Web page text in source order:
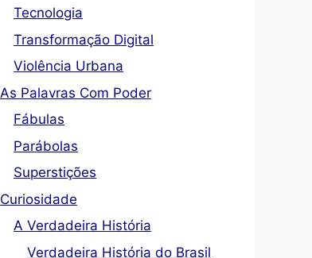
Tecnologia
Transformação Digital
Violência Urbana
As Palavras Com Poder
Fábulas
Parábolas
Superstições
Curiosidade
A Verdadeira História
Verdadeira História do Brasil